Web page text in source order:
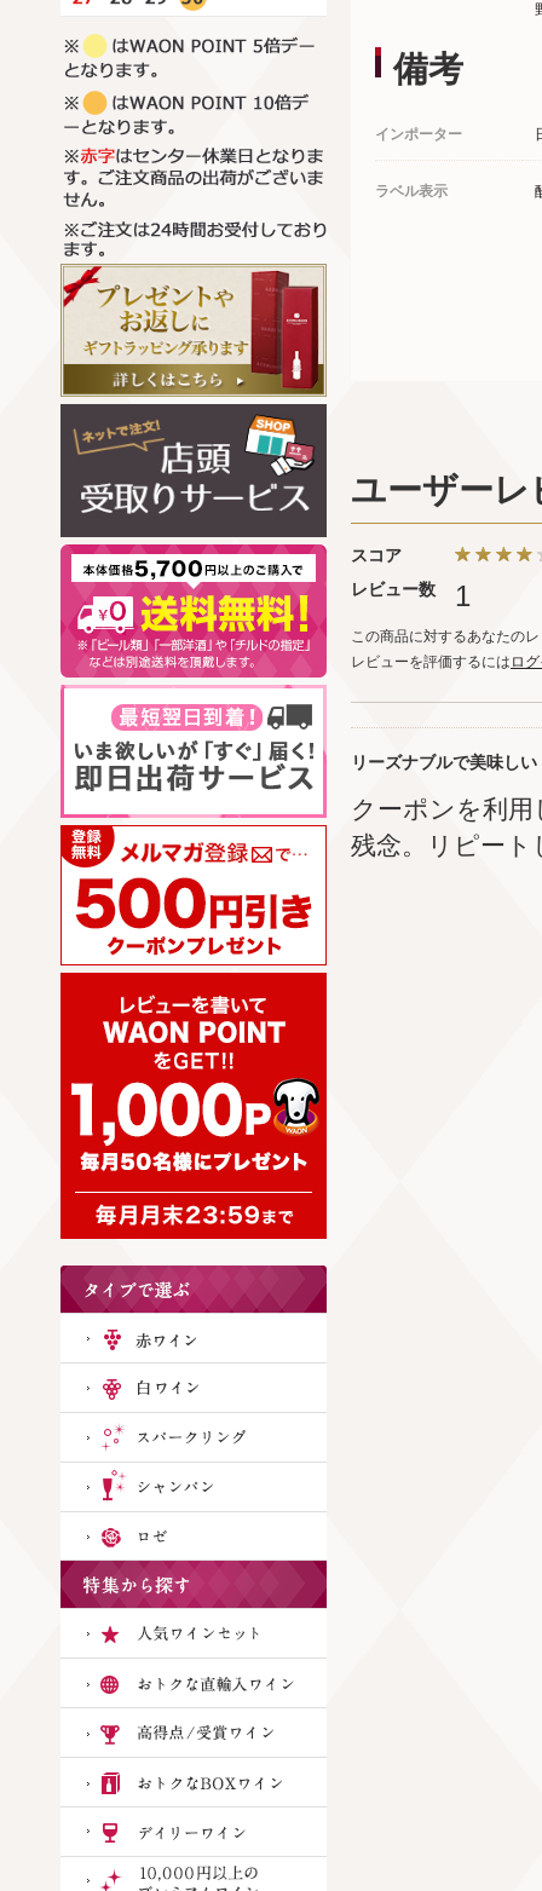
備考
インポーター
ラベル表示
ユーザーレ
スコア
レビュー数
1
この商品に対するあなたの
レビューを評価するには ロ
リーズナブルで美味しい
クーポンを利
残念。リピー